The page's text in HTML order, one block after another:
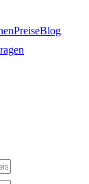
PreiseBlog